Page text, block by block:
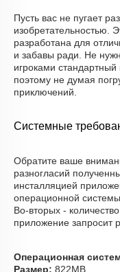
Пусть вас не пугает
изобретательностью.
разработана для
и забавы ради. Не
игроками стандартный
поэтому не думая
приключений.
Системные
Обратите ваше
разногласий
инсталляцией
операционной
Во-вторых -
приложение запросит
Операционная
Размер: 822MB